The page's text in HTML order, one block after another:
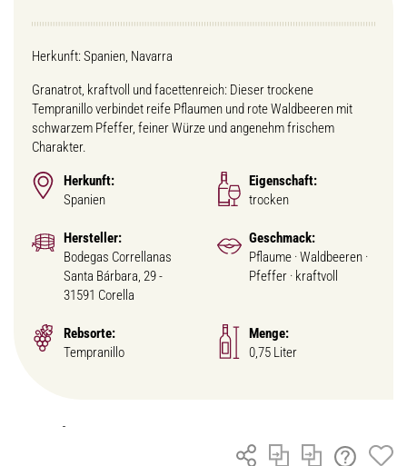
Herkunft: Spanien, Navarra
Granatrot, kraftvoll und facettenreich: Dieser trockene
Tempranillo verbindet reife Pflaumen und rote Waldbeeren mit
schwarzem Pfeffer, feiner Würze und angenehm frischem
Charakter.
Herkunft:
Spanien
Eigenschaft:
trocken
Hersteller:
Bodegas Correllanas
Santa Bárbara, 29 -
31591 Corella
Geschmack:
Pflaume · Waldbeeren ·
Pfeffer · kraftvoll
Rebsorte:
Tempranillo
Menge:
0,75 Liter